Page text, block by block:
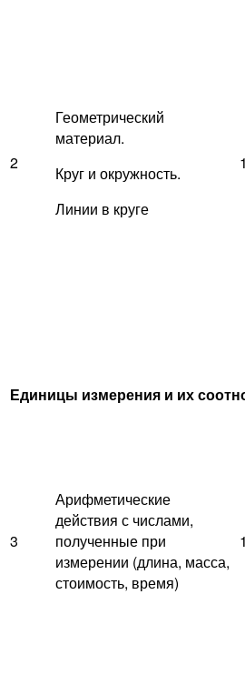
2
Геометрический
материал.
Круг и окружность.
Линии в круге
1
Единицы измерения и их
3
Арифметические
действия с числами,
полученные при
измерении (длина, масса,
стоимость, время)
1